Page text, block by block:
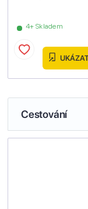
4+ Skladem
Cestování